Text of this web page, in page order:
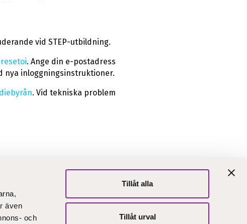
även
och
Tillåt alla
Tillåt urval
vid STEP-utbildning.
. Ange din e-postadress
nya inloggningsinstruktioner.
. Vid tekniska problem
Snabblänkar
Om oss
Här finns vi